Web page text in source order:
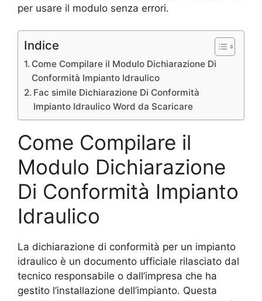
per usare il modulo senza errori.
Indice
Come Compilare il Modulo Dichiarazione Di
Conformità Impianto Idraulico
Fac simile Dichiarazione Di Conformità
Impianto Idraulico Word da Scaricare
Come Compilare il
Modulo Dichiarazione
Di Conformità Impianto
Idraulico
La dichiarazione di conformità per un impianto
idraulico è un documento ufficiale rilasciato dal
tecnico responsabile o dall’impresa che ha
gestito l’installazione dell’impianto. Questa